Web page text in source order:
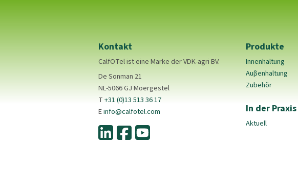
Kontakt
CalfOTel ist eine Marke der VDK-agri BV.
De Sonman 21
NL-5066 GJ Moergestel
T+31 (0)13 513 36 17
Einfo@calfotel.com
Produkte
Innenhaltung
Auβenhaltung
Zubehör
In der Praxis
Aktuell